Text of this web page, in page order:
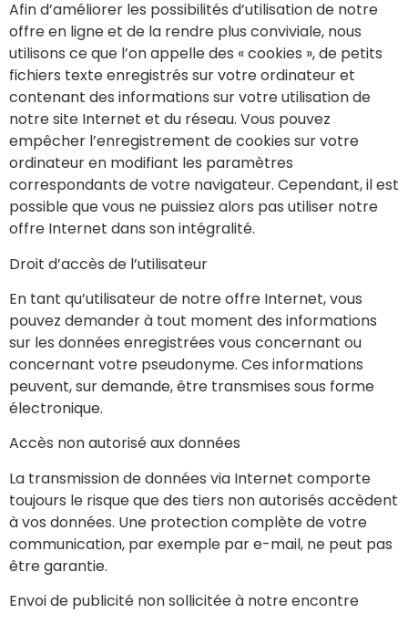
Afin d’améliorer les possibilités d’utilisation de notre
offre en ligne et de la rendre plus conviviale, nous
utilisons ce que l’on appelle des « cookies », de petits
fichiers texte enregistrés sur votre ordinateur et
contenant des informations sur votre utilisation de
notre site Internet et du réseau. Vous pouvez
empêcher l’enregistrement de cookies sur votre
ordinateur en modifiant les paramètres
correspondants de votre navigateur. Cependant, il est
possible que vous ne puissiez alors pas utiliser notre
offre Internet dans son intégralité.
Droit d’accès de l’utilisateur
En tant qu’utilisateur de notre offre Internet, vous
pouvez demander à tout moment des informations
sur les données enregistrées vous concernant ou
concernant votre pseudonyme. Ces informations
peuvent, sur demande, être transmises sous forme
électronique.
Accès non autorisé aux données
La transmission de données via Internet comporte
toujours le risque que des tiers non autorisés accèdent
à vos données. Une protection complète de votre
communication, par exemple par e-mail, ne peut pas
être garantie.
Envoi de publicité non sollicitée à notre encontre